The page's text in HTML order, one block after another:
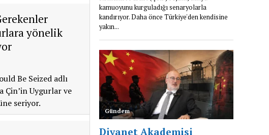
yönelik
Be Seized adlı
Çin’in Uygurlar ve
seriyor.